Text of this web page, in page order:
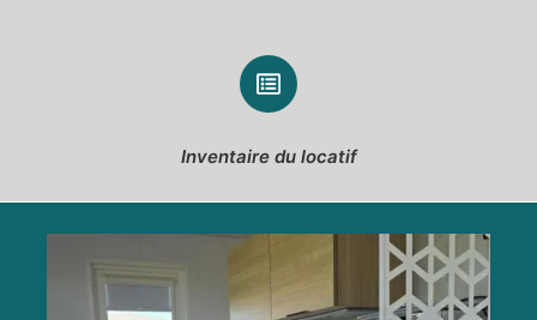
Inventaire du locatif